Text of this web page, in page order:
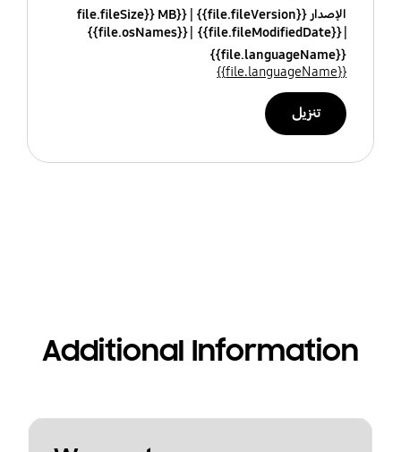
الإصدار {{file.fileVersion}}
{{file.fileSize}} MB
{{file.fileModifiedDate}}
{{file.osNames}}
{{file.languageName}}
{{file.languageName}}
تنزيل
Additional Information